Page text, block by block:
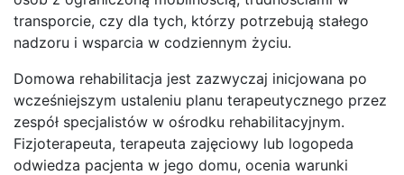
transporcie, czy dla tych, którzy potrzebują stałego
nadzoru i wsparcia w codziennym życiu.
Domowa rehabilitacja jest zazwyczaj inicjowana po
wcześniejszym ustaleniu planu terapeutycznego przez
zespół specjalistów w ośrodku rehabilitacyjnym.
Fizjoterapeuta, terapeuta zajęciowy lub logopeda
odwiedza pacjenta w jego domu, ocenia warunki